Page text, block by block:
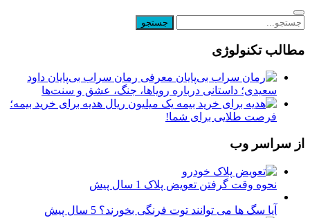
مطالب تکنولوژی
معرفی رمان سراب بی‌پایان داود
سعیدی؛ داستانی درباره رویاها، جنگ، عشق و سنت‌ها
یک میلیون ریال هدیه برای خرید بیمه؛
فرصت طلایی برای شما!
از سراسر وب
نحوه وقت گرفتن تعویض پلاک 1 سال پیش
آیا سگ ها می توانند توت فرنگی بخورند؟ 5 سال پیش